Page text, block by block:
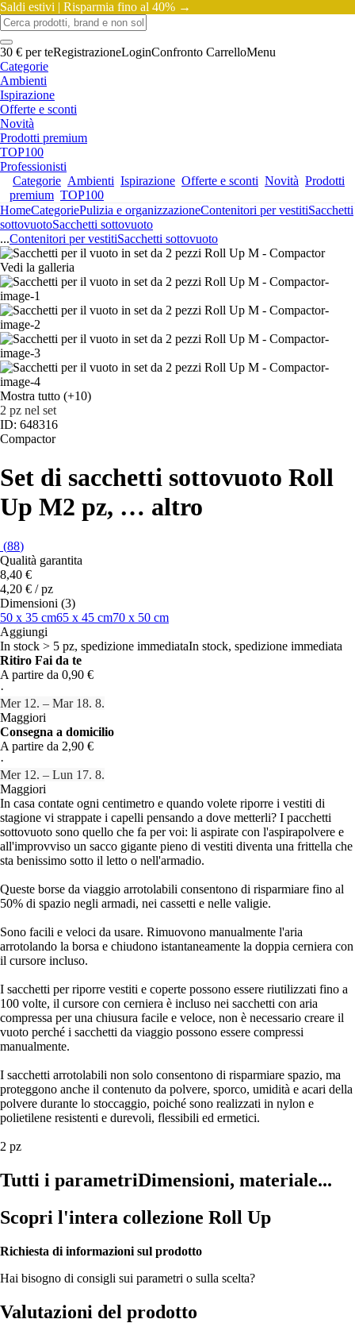
Saldi estivi | Risparmia fino al 40% →
30 € per teRegistrazioneLoginConfronto CarrelloMenu
Categorie
Ambienti
Ispirazione
Offerte e sconti
Novità
Prodotti premium
TOP100
Professionisti
Categorie Ambienti Ispirazione Offerte e sconti Novità Prodotti
premium TOP100
HomeCategoriePulizia e organizzazioneContenitori per vestitiSacchetti
sottovuotoSacchetti sottovuoto
...Contenitori per vestitiSacchetti sottovuoto
Vedi la galleria
Mostra tutto (+10)
2 pz nel set
ID: 648316
Compactor
Set di sacchetti sottovuoto Roll
Up M2 pz, … altro
(88)
Qualità garantita
8,40 €
4,20 € / pz
Dimensioni (3)
50 x 35 cm65 x 45 cm70 x 50 cm
Aggiungi
In stock > 5 pz, spedizione immediataIn stock, spedizione immediata
Ritiro Fai da te
A partire da 0,90 €
·
Mer 12. – Mar 18. 8.
Maggiori
Consegna a domicilio
A partire da 2,90 €
·
Mer 12. – Lun 17. 8.
Maggiori
In casa contate ogni centimetro e quando volete riporre i vestiti di
stagione vi strappate i capelli pensando a dove metterli? I pacchetti
sottovuoto sono quello che fa per voi: li aspirate con l'aspirapolvere e
all'improvviso un sacco gigante pieno di vestiti diventa una frittella che
sta benissimo sotto il letto o nell'armadio.
Queste borse da viaggio arrotolabili consentono di risparmiare fino al
50% di spazio negli armadi, nei cassetti e nelle valigie.
Sono facili e veloci da usare. Rimuovono manualmente l'aria
arrotolando la borsa e chiudono istantaneamente la doppia cerniera con
il cursore incluso.
I sacchetti per riporre vestiti e coperte possono essere riutilizzati fino a
100 volte, il cursore con cerniera è incluso nei sacchetti con aria
compressa per una chiusura facile e veloce, non è necessario creare il
vuoto perché i sacchetti da viaggio possono essere compressi
manualmente.
I sacchetti arrotolabili non solo consentono di risparmiare spazio, ma
proteggono anche il contenuto da polvere, sporco, umidità e acari della
polvere durante lo stoccaggio, poiché sono realizzati in nylon e
polietilene resistenti e durevoli, flessibili ed ermetici.
2 pz
Tutti i parametriDimensioni, materiale...
Scopri l'intera collezione Roll Up
Richiesta di informazioni sul prodotto
Hai bisogno di consigli sui parametri o sulla scelta?
Valutazioni del prodotto